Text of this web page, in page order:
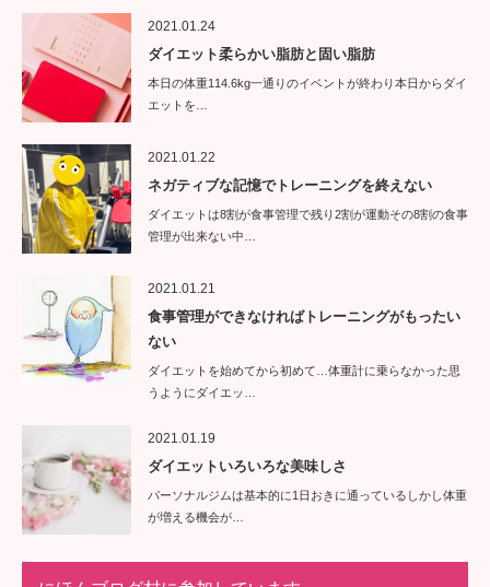
2021.01.24
ダイエット柔らかい脂肪と固い脂肪
本日の体重114.6kg一通りのイベントが終わり本日からダイ
エットを…
2021.01.22
ネガティブな記憶でトレーニングを終えない
ダイエットは8割が食事管理で残り2割が運動その8割の食事
管理が出来ない中…
2021.01.21
食事管理ができなければトレーニングがもったい
ない
ダイエットを始めてから初めて…体重計に乗らなかった思
うようにダイエッ…
2021.01.19
ダイエットいろいろな美味しさ
パーソナルジムは基本的に1日おきに通っているしかし体重
が増える機会が…